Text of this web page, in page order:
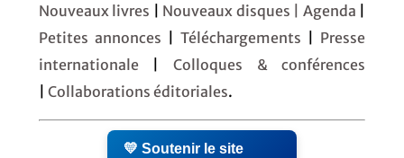
Nouveaux livres
Nouveaux disques | Agenda
Petites annonces
|Téléchargements
Presse
internationale
Colloques & conférences
Collaborations éditoriales.
💛 Soutenir le site